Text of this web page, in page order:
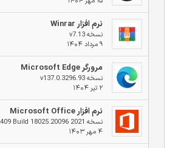
نرم افزار Winrar
نسخه v7.13
۹ مرداد ۱۴۰۴
مرورگر Microsoft Edge
نسخه v137.0.3296.93
۲ تیر ۱۴۰۴
نرم افزار Microsoft Office
نسخه 2021 VL v2409 Build 18025.20096
۴ مهر ۱۴۰۳